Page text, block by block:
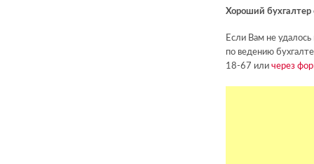
Хороший бухгалтер
Если Вам не
по ведению
18-67 или через